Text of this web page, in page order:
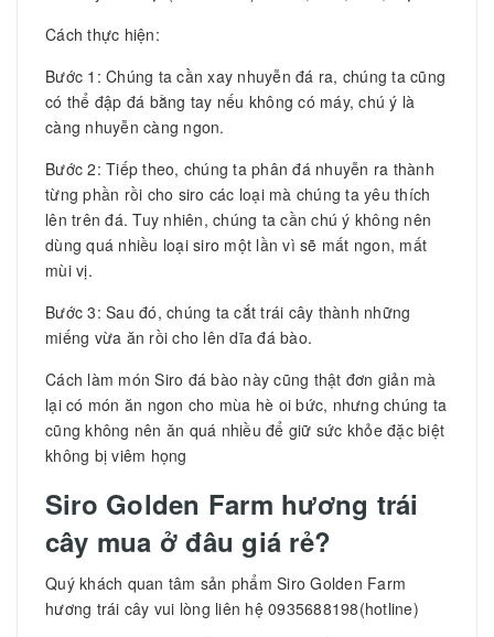
Cách thực hiện:
Bước 1: Chúng ta cần xay nhuyễn đá ra, chúng ta cũng
có thể đập đá bằng tay nếu không có máy, chú ý là
càng nhuyễn càng ngon.
Bước 2: Tiếp theo, chúng ta phân đá nhuyễn ra thành
từng phần rồi cho siro các loại mà chúng ta yêu thích
lên trên đá. Tuy nhiên, chúng ta cần chú ý không nên
dùng quá nhiều loại siro một lần vì sẽ mất ngon, mất
mùi vị.
Bước 3: Sau đó, chúng ta cắt trái cây thành những
miếng vừa ăn rồi cho lên dĩa đá bào.
Cách làm món Siro đá bào này cũng thật đơn giản mà
lại có món ăn ngon cho mùa hè oi bức, nhưng chúng ta
cũng không nên ăn quá nhiều để giữ sức khỏe đặc biệt
không bị viêm họng
Siro Golden Farm hương trái
cây mua ở đâu giá rẻ?
Quý khách quan tâm sản phẩm Siro Golden Farm
hương trái cây vui lòng liên hệ 0935688198(hotline)